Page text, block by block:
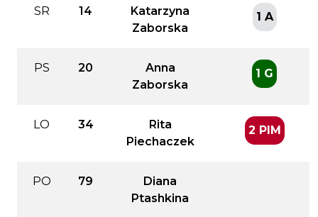
SR 14
Katarzyna
Zaborska
1 A
PS 20
Anna
Zaborska
1 G
LO 34
Rita
Piechaczek
2 PIM
PO 79
Diana
Ptashkina